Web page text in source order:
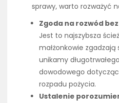
sprawy, warto rozważyć
Zgoda na rozwód
Jest to najszybsza
małżonkowie
unikamy
dowodowego
rozpadu pożycia.
Ustalenie